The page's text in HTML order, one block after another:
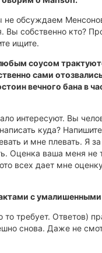
не обсуждаем
Вы собственно кто?
ищите.
соусом
сами
вечного бана в
интересуют. Вы
куда?
и мне плевать. Я
Оценка ваша меня не
всех дает мне
с
требует. Ответов)
снова. Даже не